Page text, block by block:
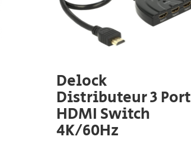
Delock
Distributeur 3 Port
HDMI Switch
4K/60Hz